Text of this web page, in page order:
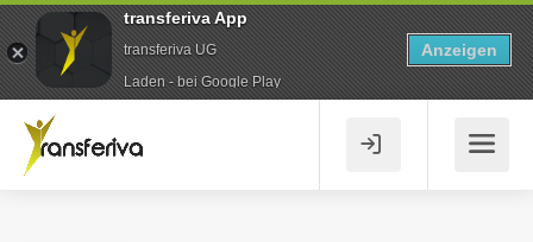
transferiva App
transferiva UG
Laden - bei Google Play
Anzeigen